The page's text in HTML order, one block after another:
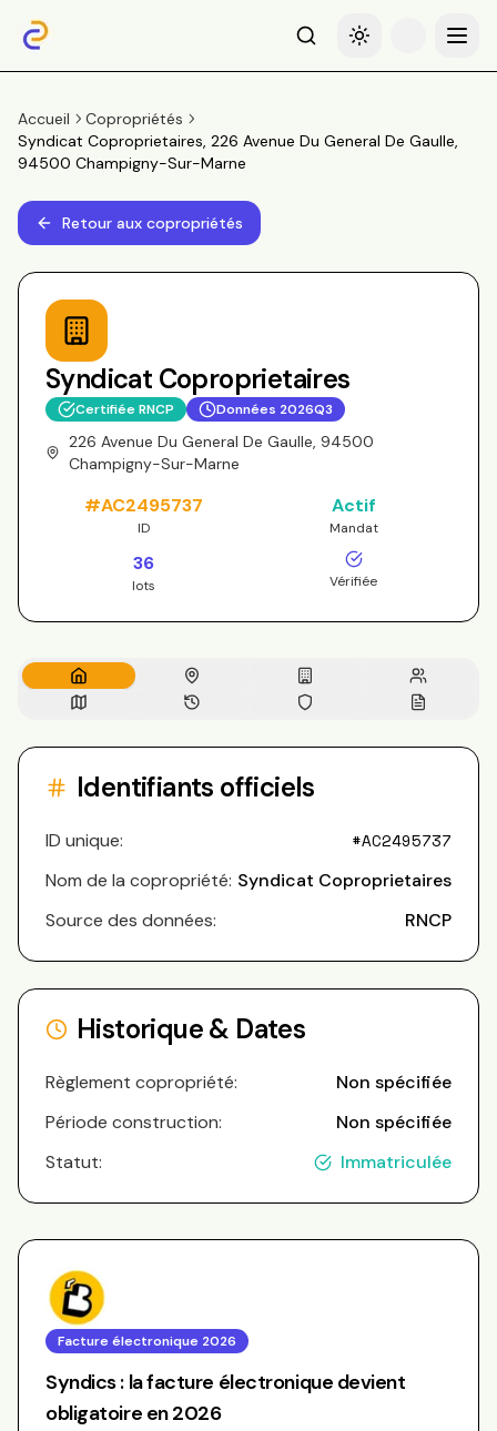
RechercheBasculer le thème
Menu
Accueil
Copropriétés
Syndicat Coproprietaires, 226 Avenue Du General De Gaulle,
94500 Champigny-Sur-Marne
Retour aux copropriétés
Syndicat Coproprietaires
Certifiée RNCP Données 2026Q3
226 Avenue Du General De Gaulle, 94500
Champigny-Sur-Marne
#AC2495737
ID
Actif
Mandat
36
lots Vérifiée
Identifiants officiels
ID unique: #AC2495737
Nom de la copropriété: Syndicat Coproprietaires
Source des données:
RNCP
Historique & Dates
Règlement copropriété:
Non spécifiée
Période construction:
Non spécifiée
Statut:
Immatriculée
Facture électronique 2026
Syndics : la facture électronique devient
obligatoire en 2026